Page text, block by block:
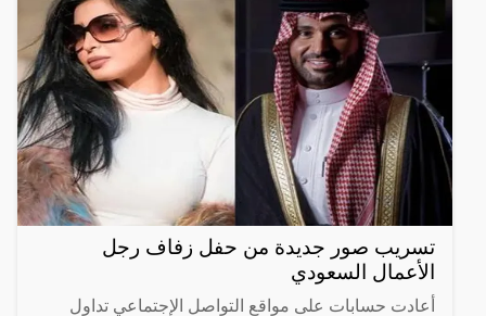
تسريب صور جديدة من حفل زفاف رجل
الأعمال السعودي
أعادت حسابات على مواقع التواصل الإجتماعي تداول